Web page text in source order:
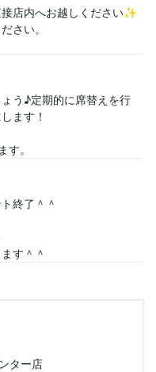
店内へお越しください✨
さい。
う♪定期的に席替えを行
ます！
す。
終了＾＾
す＾＾
ター店